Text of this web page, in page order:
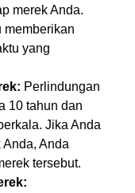
merek Anda.
memberikan
yang
Perlindungan
10 tahun dan
Jika Anda
Anda, Anda
tersebut.